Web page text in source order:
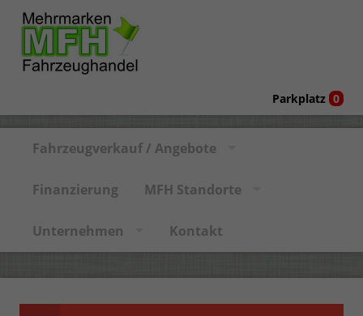
Parkplatz 0
Fahrzeugverkauf / Angebote
Finanzierung MFH Standorte
Unternehmen Kontakt